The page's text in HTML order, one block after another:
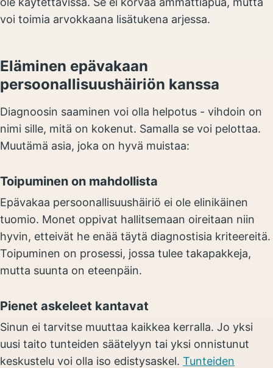
voi toimia arvokkaana lisätukena arjessa.
Eläminen epävakaan
persoonallisuushäiriön kanssa
Diagnoosin saaminen voi olla helpotus - vihdoin on
nimi sille, mitä on kokenut. Samalla se voi pelottaa.
Muutämä asia, joka on hyvä muistaa:
Toipuminen on mahdollista
Epävakaa persoonallisuushäiriö ei ole elinikäinen
tuomio. Monet oppivat hallitsemaan oireitaan niin
hyvin, etteivät he enää täytä diagnostisia kriteereitä.
Toipuminen on prosessi, jossa tulee takapakkeja,
mutta suunta on eteenpäin.
Pienet askeleet kantavat
Sinun ei tarvitse muuttaa kaikkea kerralla. Jo yksi
uusi taito tunteiden säätelyyn tai yksi onnistunut
keskustelu voi olla iso edistysaskel. Tunteiden